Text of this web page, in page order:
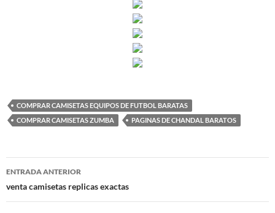
COMPRAR CAMISETAS EQUIPOS DE FUTBOL BARATAS
COMPRAR CAMISETAS ZUMBA
PAGINAS DE CHANDAL BARATOS
Navegación
de
ENTRADA ANTERIOR
venta camisetas replicas exactas